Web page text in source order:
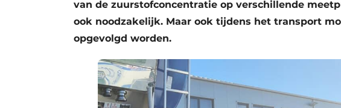
van de zuurstofconcentratie op verschillende
ook noodzakelijk. Maar ook tijdens het transport
opgevolgd worden.